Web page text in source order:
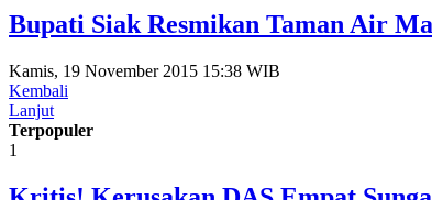
Bupati Siak Resmikan Taman Air
Kamis, 19 November 2015 15:38 WIB
Kembali
Lanjut
Terpopuler
1